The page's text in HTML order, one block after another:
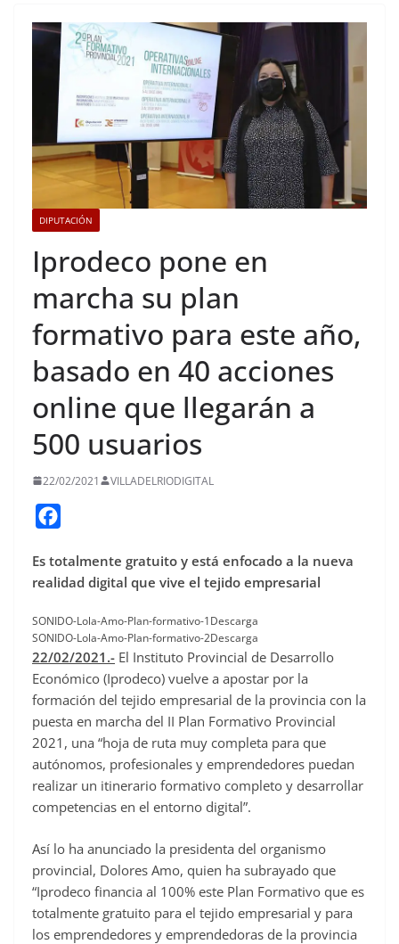
DIPUTACIÓN
Iprodeco pone en
marcha su plan
formativo para este año,
basado en 40 acciones
online que llegarán a
500 usuarios
22/02/2021 VILLADELRIODIGITAL
c
e
b
o
o
Es totalmente gratuito y está enfocado a la nueva
realidad digital que vive el tejido empresarial
SONIDO-Lola-Amo-Plan-formativo-1Descarga
SONIDO-Lola-Amo-Plan-formativo-2Descarga
22/02/2021.- El Instituto Provincial de Desarrollo
Económico (Iprodeco) vuelve a apostar por la
formación del tejido empresarial de la provincia con la
puesta en marcha del II Plan Formativo Provincial
2021, una “hoja de ruta muy completa para que
autónomos, profesionales y emprendedores puedan
realizar un itinerario formativo completo y desarrollar
competencias en el entorno digital”.
Así lo ha anunciado la presidenta del organismo
provincial, Dolores Amo, quien ha subrayado que
“Iprodeco financia al 100% este Plan Formativo que es
totalmente gratuito para el tejido empresarial y para
los emprendedores y emprendedoras de la provincia